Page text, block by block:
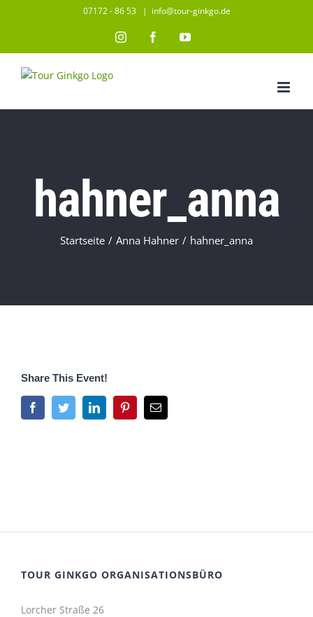
07172 - 86 53 | info@tour-ginkgo.de
InstagramFacebookYouTube
hahner_anna
Startseite / Anna Hahner / hahner_anna
Share This Event!
FacebookTwitterLinkedInPinterestE-
Mail
TOUR GINKGO ORGANISATIONSBÜRO
Lorcher Straße 26